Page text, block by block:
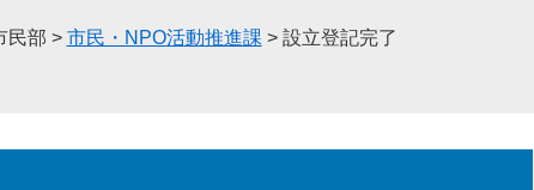
民部 > 市民・NPO活動推進課 > 設立登記完了